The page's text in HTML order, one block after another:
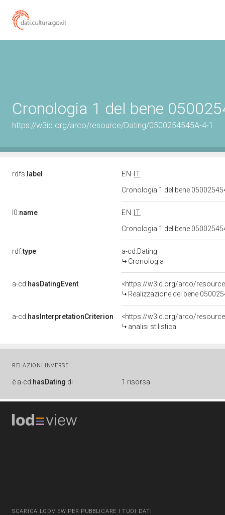
Cronologia 1 del bene
https://w3id.org/arco/resource/Dating/0500254545A-4-1
rdfs: label EN
IT
Cronologia 1 del bene
l0:name EN
IT
Cronologia 1 del bene
rdf:type
a-cd:Dating
Cronologia
a-cd:hasDatingEvent
<https://w3id.org/arco/
Realizzazione del bene
a-cd:hasInterpretationCriterion
<https://w3id.org/arco/
analisi stilistica
RELAZIONI INVERSE
è a-cd:hasDating di 1 risorsa
SCARICA LODVIEW PER PUBBLICARE I TUOI DATI